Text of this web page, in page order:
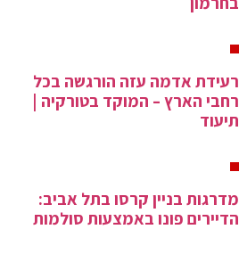
רעידת אדמה עזה הורגשה בכל
רחבי הארץ – המוקד בטורקיה |
תיעוד
מדרגות בניין קרסו בתל אביב:
הדיירים פונו באמצעות סולמות